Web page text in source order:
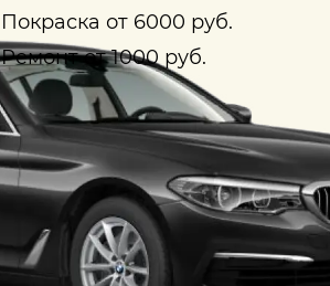
Покраска от 6000 руб.
Ремонт от 1000 руб.